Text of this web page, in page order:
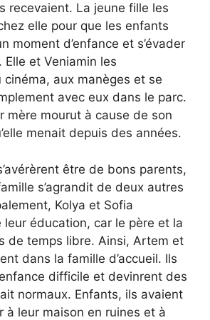
recevaient. La jeune fille les
elle pour que les enfants
moment d’enfance et s’évader
Elle et Veniamin les
cinéma, aux manèges et se
avec eux dans le parc.
mère mourut à cause de son
menait depuis des années.
être de bons parents,
s’agrandit de deux autres
Kolya et Sofia
leur éducation, car le père et la
de temps libre. Ainsi, Artem et
dans la famille d’accueil. Ils
difficile et devinrent des
normaux. Enfants, ils avaient
à leur maison en ruines et à